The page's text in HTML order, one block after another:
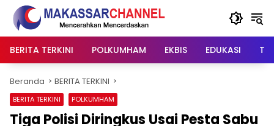
Langsung
konten
BERITA TERKINI
POLKUMHAM EKBIS EDUKASI
Beranda BERITA TERKINI
BERITA TERKINI POLKUMHAM
Tiga Polisi Diringkus Usai Pesta Sabu